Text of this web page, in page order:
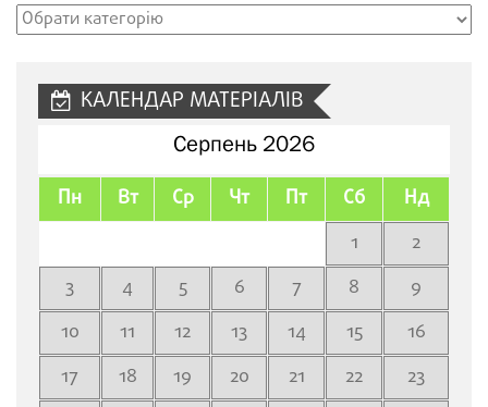
Рубрики
КАЛЕНДАР МАТЕРІАЛІВ
Серпень 2026
Пн Вт Ср Чт Пт Сб Нд
1
2
3
4 5 6 7 8
9
10
11 12 13 14 15
16
17
18 19 20 21 22
23